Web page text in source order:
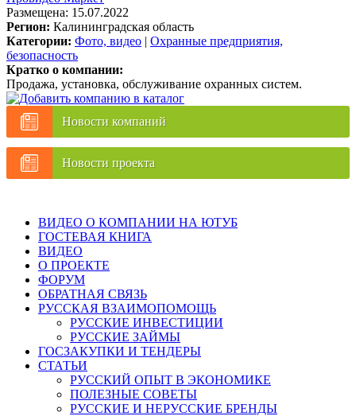
Размещена: 15.07.2022
Регион: Калининградская область
Категории: Фото, видео | Охранные предприятия,
безопасность
Кратко о компании:
Продажа, установка, обслуживание охранных систем.
Новости компаний
Новости проекта
ВИДЕО О КОМПАНИИ НА ЮТУБ
ГОСТЕВАЯ КНИГА
ВИДЕО
О ПРОЕКТЕ
ФОРУМ
ОБРАТНАЯ СВЯЗЬ
РУССКАЯ ВЗАИМОПОМОЩЬ
РУССКИЕ ИНВЕСТИЦИИ
РУССКИЕ ЗАЙМЫ
ГОСЗАКУПКИ И ТЕНДЕРЫ
СТАТЬИ
РУССКИЙ ОПЫТ В ЭКОНОМИКЕ
ПОЛЕЗНЫЕ СОВЕТЫ
РУССКИЕ И НЕРУССКИЕ БРЕНДЫ